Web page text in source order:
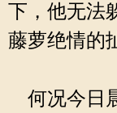
下，他无法
藤萝绝情的
何况今日